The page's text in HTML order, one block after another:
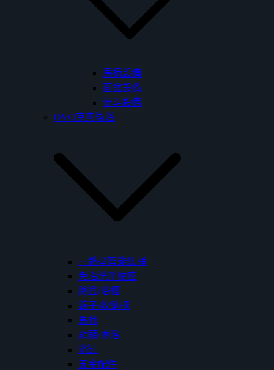
馬桶設備
面盆設備
便斗設備
OVO京典衛浴
一體型智能馬桶
免治洗淨便座
臉盆/浴櫃
鏡子/收納櫃
馬桶
龍頭/淋浴
浴缸
五金配件